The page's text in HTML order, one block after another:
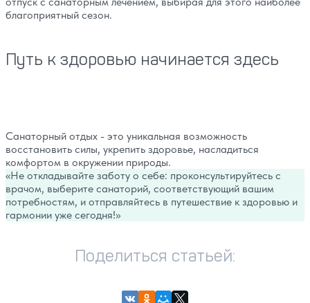
благоприятный сезон.
Путь к здоровью начинается здесь
Санаторный отдых - это уникальная возможность
восстановить силы, укрепить здоровье, насладиться
комфортом в окружении природы.
Не откладывайте заботу о себе: проконсультируйтесь с
врачом, выберите санаторий, соответствующий вашим
потребностям, и отправляйтесь в путешествие к здоровью и
гармонии уже сегодня!
Поделиться статьей: